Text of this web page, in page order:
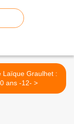
Laïque Graulhet :
70 ans -12- >